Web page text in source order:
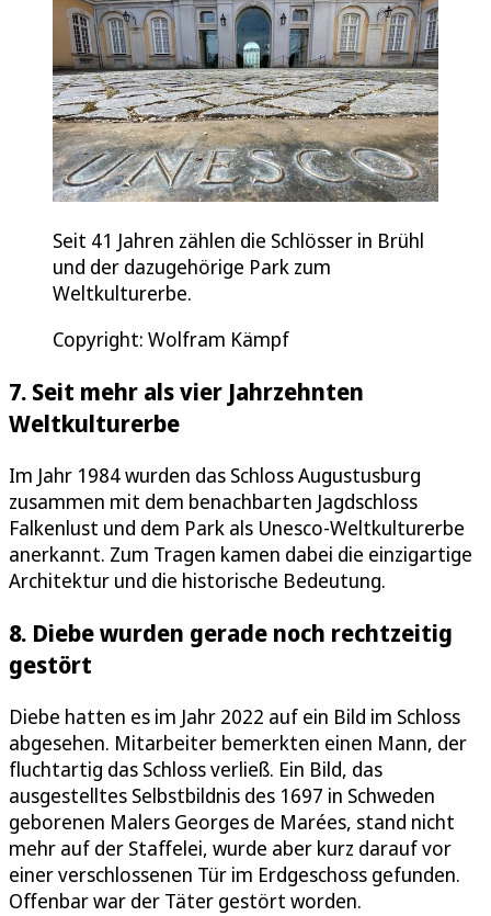
Seit 41 Jahren zählen die Schlösser in Brühl
und der dazugehörige Park zum
Weltkulturerbe.
Copyright: Wolfram Kämpf
7. Seit mehr als vier Jahrzehnten
Weltkulturerbe
Im Jahr 1984 wurden das Schloss Augustusburg
zusammen mit dem benachbarten Jagdschloss
Falkenlust und dem Park als Unesco-Weltkulturerbe
anerkannt. Zum Tragen kamen dabei die einzigartige
Architektur und die historische Bedeutung.
8. Diebe wurden gerade noch rechtzeitig
gestört
Diebe hatten es im Jahr 2022 auf ein Bild im Schloss
abgesehen. Mitarbeiter bemerkten einen Mann, der
fluchtartig das Schloss verließ. Ein Bild, das
ausgestelltes Selbstbildnis des 1697 in Schweden
geborenen Malers Georges de Marées, stand nicht
mehr auf der Staffelei, wurde aber kurz darauf vor
einer verschlossenen Tür im Erdgeschoss gefunden.
Offenbar war der Täter gestört worden.